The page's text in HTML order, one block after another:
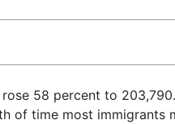
58 percent to
of time most immigrants